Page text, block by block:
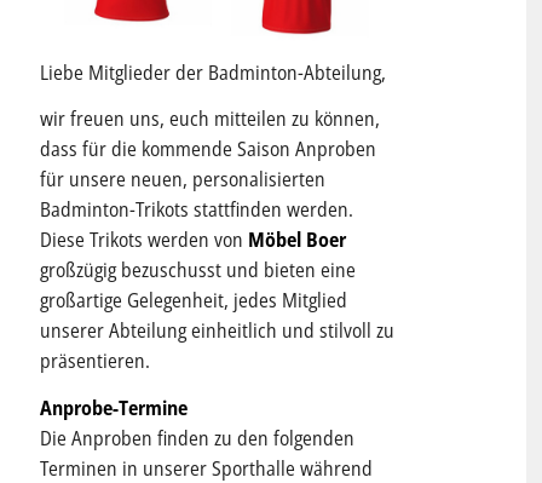
Liebe Mitglieder der Badminton-Abteilung,
wir freuen uns, euch mitteilen zu können,
dass für die kommende Saison Anproben
für unsere neuen, personalisierten
Badminton-Trikots stattfinden werden.
Diese Trikots werden von Möbel Boer
großzügig bezuschusst und bieten eine
großartige Gelegenheit, jedes Mitglied
unserer Abteilung einheitlich und stilvoll zu
präsentieren.
Anprobe-Termine
Die Anproben finden zu den folgenden
Terminen in unserer Sporthalle während